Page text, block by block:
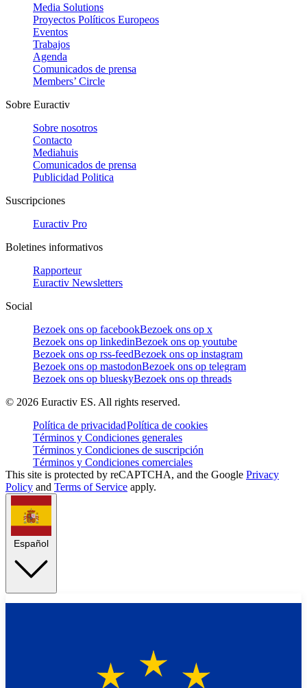
Media Solutions
Proyectos Políticos Europeos
Eventos
Trabajos
Agenda
Comunicados de prensa
Members’ Circle
Sobre Euractiv
Sobre nosotros
Contacto
Mediahuis
Comunicados de prensa
Publicidad Politica
Suscripciones
Euractiv Pro
Boletines informativos
Rapporteur
Euractiv Newsletters
Social
Bezoek ons op facebookBezoek ons op x
Bezoek ons op linkedinBezoek ons op youtube
Bezoek ons op rss-feedBezoek ons op instagram
Bezoek ons op mastodonBezoek ons op telegram
Bezoek ons op blueskyBezoek ons op threads
© 2026 Euractiv ES. All rights reserved.
Política de privacidadPolítica de cookies
Términos y Condiciones generales
Términos y Condiciones de suscripción
Términos y Condiciones comerciales
This site is protected by reCAPTCHA, and the Google Privacy
Policy and Terms of Service apply.
Español